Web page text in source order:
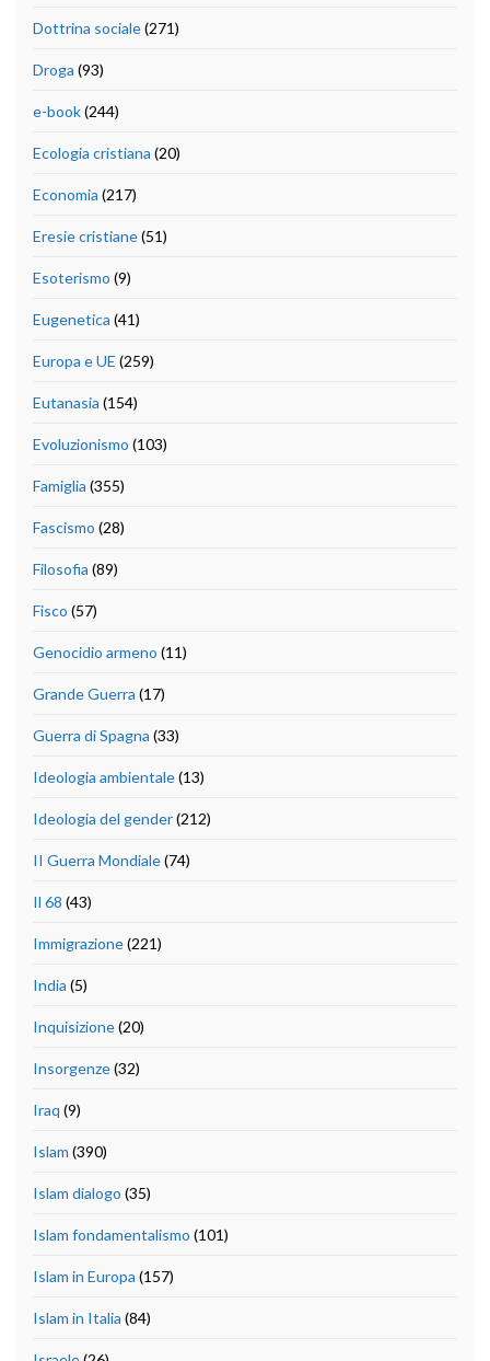
Dottrina sociale(271)
Droga (93)
e-book(244)
Ecologia cristiana (20)
Economia (217)
Eresie cristiane(51)
Esoterismo (9)
Eugenetica (41)
Europa e UE (259)
Eutanasia (154)
Evoluzionismo (103)
Famiglia (355)
Fascismo (28)
Filosofia (89)
Fisco (57)
Genocidio armeno (11)
Grande Guerra (17)
Guerra di Spagna (33)
Ideologia ambientale(13)
Ideologia del gender(212)
II Guerra Mondiale(74)
Il 68 (43)
Immigrazione(221)
India (5)
Inquisizione(20)
Insorgenze(32)
Iraq (9)
Islam (390)
Islam dialogo (35)
Islam fondamentalismo (101)
Islam in Europa (157)
Islam in Italia (84)